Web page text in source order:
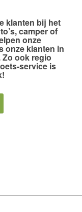
klanten bij het
camper of
onze
onze klanten in
ook regio
service is